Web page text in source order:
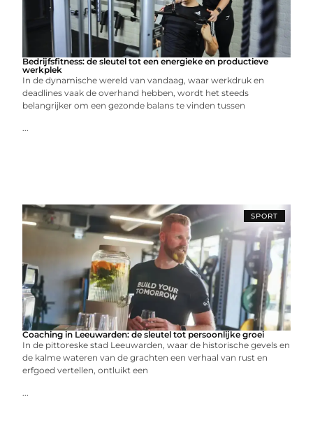
Bedrijfsfitness: de sleutel tot een energieke en productieve
werkplek
In de dynamische wereld van vandaag, waar werkdruk en
deadlines vaak de overhand hebben, wordt het steeds
belangrijker om een gezonde balans te vinden tussen
...
SPORT
Coaching in Leeuwarden: de sleutel tot persoonlijke groei
In de pittoreske stad Leeuwarden, waar de historische gevels en
de kalme wateren van de grachten een verhaal van rust en
erfgoed vertellen, ontluikt een
...